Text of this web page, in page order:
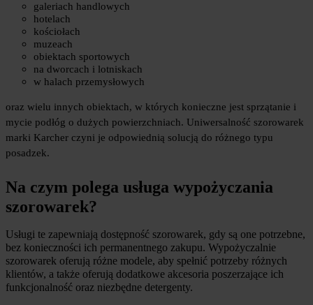
galeriach handlowych
hotelach
kościołach
muzeach
obiektach sportowych
na dworcach i lotniskach
w halach przemysłowych
oraz wielu innych obiektach, w których konieczne jest sprzątanie i
mycie podłóg o dużych powierzchniach. Uniwersalność szorowarek
marki Karcher czyni je odpowiednią solucją do różnego typu
posadzek.
Na czym polega usługa wypożyczania
szorowarek?
Usługi te zapewniają dostępność szorowarek, gdy są one potrzebne,
bez konieczności ich permanentnego zakupu. Wypożyczalnie
szorowarek oferują różne modele, aby spełnić potrzeby różnych
klientów, a także oferują dodatkowe akcesoria poszerzające ich
funkcjonalność oraz niezbędne detergenty.